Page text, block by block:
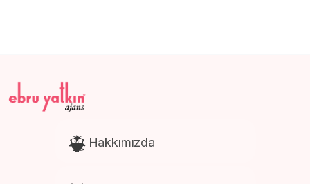
Hakkımızda